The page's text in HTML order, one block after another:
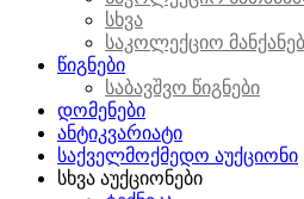
სხვა
საკოლექციო
წიგნები
საბავშვო წიგნები
დომენები
ანტიკვარიატი
საქველმოქმედო აუქციონი
სხვა აუქციონები